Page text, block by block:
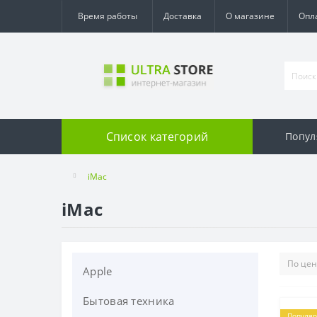
Время работы Доставка О магазине
Список категорий
iMac
iMac
Apple
Apple Watch
Бытовая техника